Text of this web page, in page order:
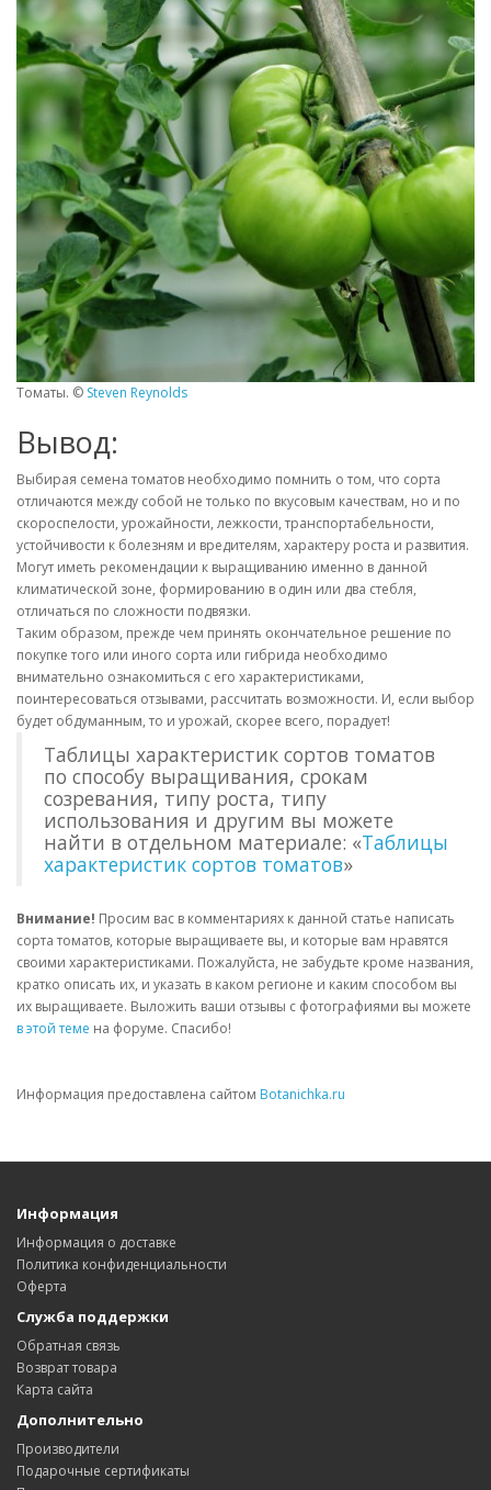
Томаты. © Steven Reynolds
Вывод:
Выбирая семена томатов необходимо помнить о том, что сорта
отличаются между собой не только по вкусовым качествам, но и по
скороспелости, урожайности, лежкости, транспортабельности,
устойчивости к болезням и вредителям, характеру роста и развития.
Могут иметь рекомендации к выращиванию именно в данной
климатической зоне, формированию в один или два стебля,
отличаться по сложности подвязки.
Таким образом, прежде чем принять окончательное решение по
покупке того или иного сорта или гибрида необходимо
внимательно ознакомиться с его характеристиками,
поинтересоваться отзывами, рассчитать возможности. И, если выбор
будет обдуманным, то и урожай, скорее всего, порадует!
Таблицы характеристик сортов томатов
по способу выращивания, срокам
созревания, типу роста, типу
использования и другим вы можете
найти в отдельном материале: «Таблицы
характеристик сортов томатов»
Внимание! Просим вас в комментариях к данной статье написать
сорта томатов, которые выращиваете вы, и которые вам нравятся
своими характеристиками. Пожалуйста, не забудьте кроме названия,
кратко описать их, и указать в каком регионе и каким способом вы
их выращиваете. Выложить ваши отзывы с фотографиями вы можете
в этой теме на форуме. Спасибо!
Информация предоставлена сайтом Botanichka.ru
Информация
Информация о доставке
Политика конфиденциальности
Оферта
Служба поддержки
Обратная связь
Возврат товара
Карта сайта
Дополнительно
Производители
Подарочные сертификаты